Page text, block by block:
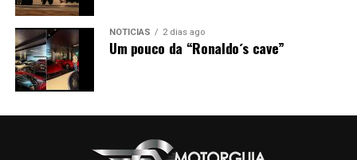
NOTÍCIAS 2 dias ago
Um pouco da “Ronaldo´s cave”